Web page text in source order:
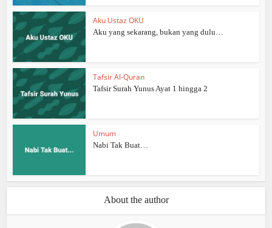
Aku Ustaz OKU
Aku yang sekarang, bukan yang dulu…
Tafsir Al-Quran
Tafsir Surah Yunus Ayat 1 hingga 2
Umum
Nabi Tak Buat…
About the author